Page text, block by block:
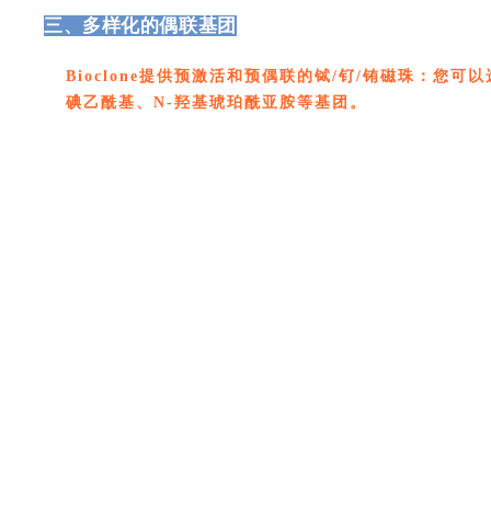
三、多样化的偶联基团
Bioclone提供预激活和预偶联的铽/钌/铕磁珠：您可
碘乙酰基、N-羟基琥珀酰亚胺等基团。